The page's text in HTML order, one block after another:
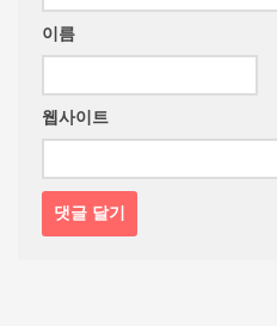
이름
웹사이트